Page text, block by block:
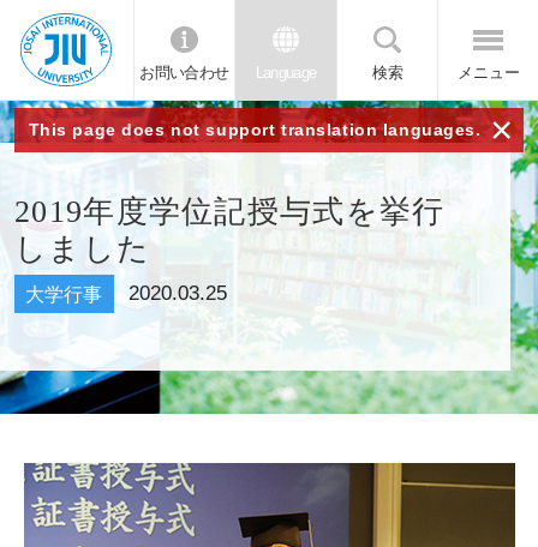
JIU 城西国
際大学
お問い合わせ Language 検索 メニュー
This page does not support translation languages. ×
2019年度学位記授与式を挙行
しました
大学行事 2020.03.25